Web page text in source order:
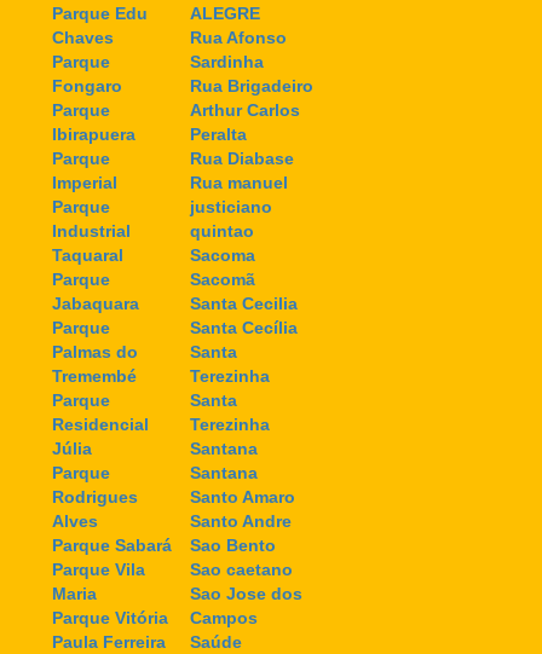
Parque Edu
Chaves
Parque
Fongaro
Parque
Ibirapuera
Parque
Imperial
Parque
Industrial
Taquaral
Parque
Jabaquara
Parque
Palmas do
Tremembé
Parque
Residencial
Júlia
Parque
Rodrigues
Alves
Parque Sabará
Parque Vila
Maria
Parque Vitória
Paula Ferreira
ALEGRE
Rua Afonso
Sardinha
Rua Brigadeiro
Arthur Carlos
Peralta
Rua Diabase
Rua manuel
justiciano
quintao
Sacoma
Sacomã
Santa Cecilia
Santa Cecília
Santa
Terezinha
Santa
Terezinha
Santana
Santana
Santo Amaro
Santo Andre
Sao Bento
Sao caetano
Sao Jose dos
Campos
Saúde